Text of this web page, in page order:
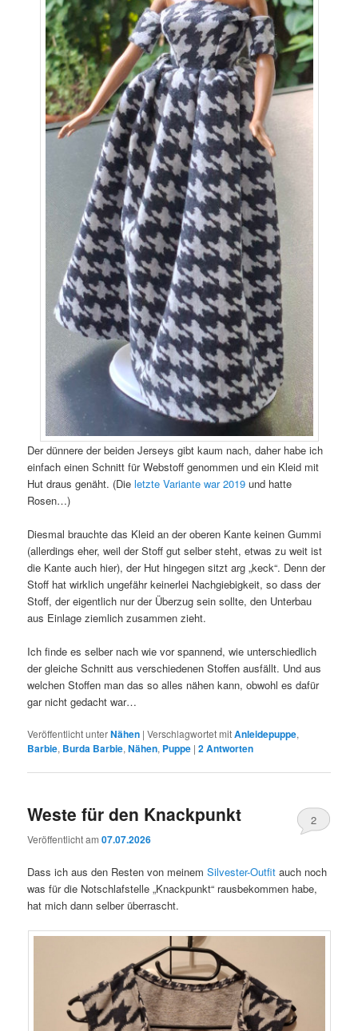
Der dünnere der beiden Jerseys gibt kaum nach, daher habe ich
einfach einen Schnitt für Webstoff genommen und ein Kleid mit
Hut draus genäht. (Dieletzte Variante war 2019 und hatte
Rosen…)
Diesmal brauchte das Kleid an der oberen Kante keinen Gummi
(allerdings eher, weil der Stoff gut selber steht, etwas zu weit ist
die Kante auch hier), der Hut hingegen sitzt arg „keck“. Denn der
Stoff hat wirklich ungefähr keinerlei Nachgiebigkeit, so dass der
Stoff, der eigentlich nur der Überzug sein sollte, den Unterbau
aus Einlage ziemlich zusammen zieht.
Ich finde es selber nach wie vor spannend, wie unterschiedlich
der gleiche Schnitt aus verschiedenen Stoffen ausfällt. Und aus
welchen Stoffen man das so alles nähen kann, obwohl es dafür
gar nicht gedacht war…
Veröffentlicht unterNähen |Verschlagwortet mitAnleidepuppe,
Barbie, Burda Barbie,Nähen, Puppe |2Antworten
Weste für den Knackpunkt
Veröffentlicht am07.07.2026
2
Dass ich aus den Resten von meinemSilvester-Outfit auch noch
was für die Notschlafstelle „Knackpunkt“ rausbekommen habe,
hat mich dann selber überrascht.